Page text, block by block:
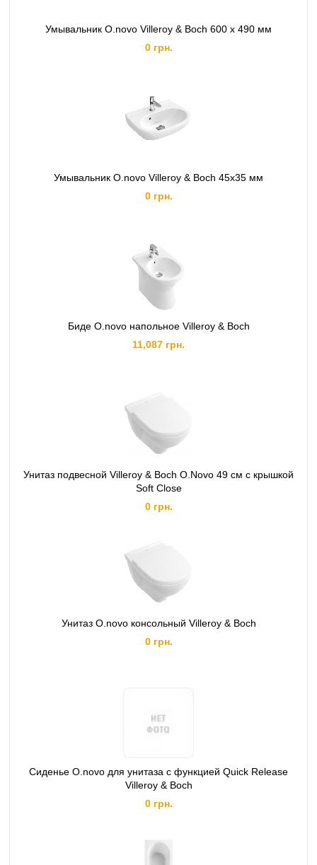
Умывальник O.novo Villeroy & Boch 600 x 490 мм
0 грн.
Умывальник O.novo Villeroy & Boch 45х35 мм
0 грн.
Биде O.novo напольное Villeroy & Boch
11,087 грн.
Унитаз подвесной Villeroy & Boch O.Novo 49 см с крышкой
Soft Close
0 грн.
Унитаз O.novo консольный Villeroy & Boch
0 грн.
Сиденье O.novo для унитаза с функцией Quick Release
Villeroy & Boch
0 грн.